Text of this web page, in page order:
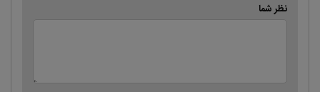
نظر شما